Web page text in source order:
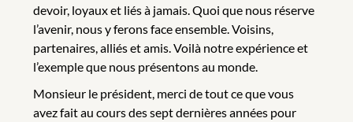
devoir, loyaux et liés à jamais. Quoi que nous réserve
l’avenir, nous y ferons face ensemble. Voisins,
partenaires, alliés et amis. Voilà notre expérience et
l’exemple que nous présentons au monde.
Monsieur le président, merci de tout ce que vous
avez fait au cours des sept dernières années pour